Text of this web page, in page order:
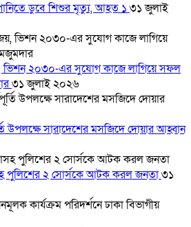
ডুবে শিশুর মৃত্যু, আহত ১ ৩১ জুলাই
ভিশন ২০৩০-এর সুযোগ কাজে লাগিয়ে সফল
৩১ জুলাই ২০২৬
উপলক্ষে সারাদেশের মসজিদে দোয়ার আহ্বান
পুলিশের ২ সোর্সকে আটক করল জনতা৩১